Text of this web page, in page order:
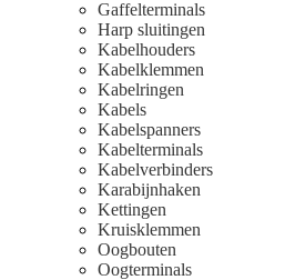
Gaffelterminals
Harp sluitingen
Kabelhouders
Kabelklemmen
Kabelringen
Kabels
Kabelspanners
Kabelterminals
Kabelverbinders
Karabijnhaken
Kettingen
Kruisklemmen
Oogbouten
Oogterminals